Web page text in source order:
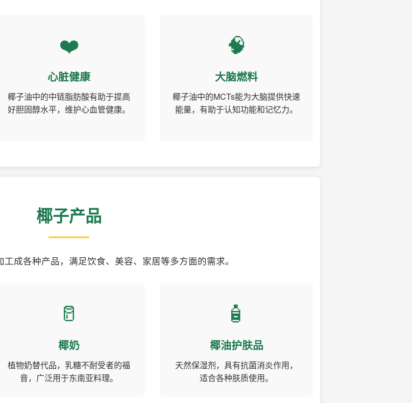
❤️
心脏健康
椰子油中的中链脂肪酸有助于提高
好胆固醇水平，维护心血管健康。
🧠
大脑燃料
椰子油中的MCTs能为大脑提供快速
能量，有助于认知功能和记忆力。
椰子产品
成各种产品，满足饮食、美容、家居等多方面的需求。
🥛
椰奶
植物奶替代品，乳糖不耐受者的福
音，广泛用于东南亚料理。
🧴
椰油护肤品
天然保湿剂，具有抗菌消炎作用，
适合各种肤质使用。